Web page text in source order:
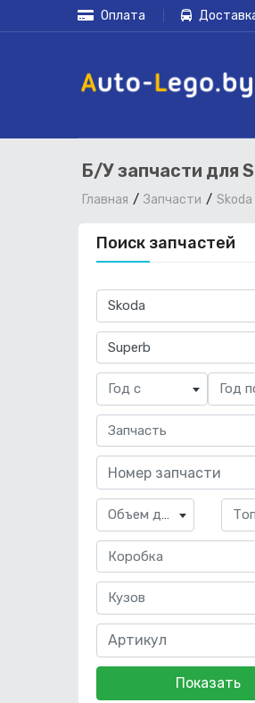
Оплата
Б/У запчасти для
Главная Запчасти Skoda
Поиск запчастей
Skoda
Superb
Год с Год
Запчасть
Объем двигателя
Коробка
Кузов